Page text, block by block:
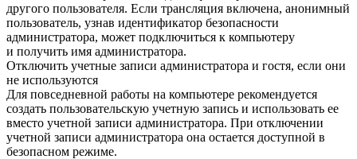
другого пользователя. Если трансляция включена, анонимный
пользователь, узнав идентификатор безопасности
администратора, может подключиться к компьютеру
и получить имя администратора.
Отключить учетные записи администратора и гостя, если они
не используются
Для повседневной работы на компьютере рекомендуется
создать пользовательскую учетную запись и использовать ее
вместо учетной записи администратора. При отключении
учетной записи администратора она остается доступной в
безопасном режиме.